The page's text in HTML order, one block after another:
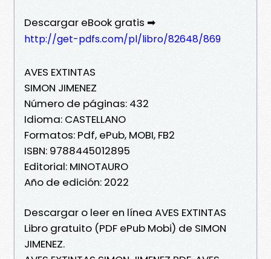
Descargar eBook gratis ➡
http://get-pdfs.com/pl/libro/82648/869
AVES EXTINTAS
SIMON JIMENEZ
Número de páginas: 432
Idioma: CASTELLANO
Formatos: Pdf, ePub, MOBI, FB2
ISBN: 9788445012895
Editorial: MINOTAURO
Año de edición: 2022
Descargar o leer en línea AVES EXTINTAS
Libro gratuito (PDF ePub Mobi) de SIMON
JIMENEZ.